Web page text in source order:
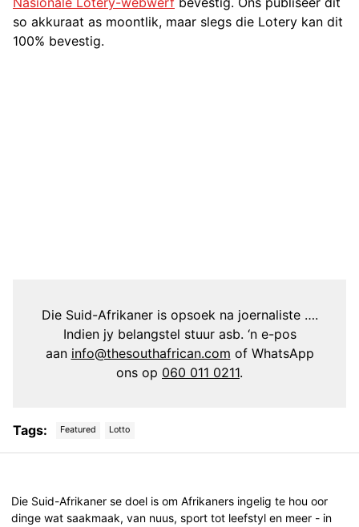
so akkuraat as moontlik, maar slegs die Lotery kan dit
100% bevestig.
Die Suid-Afrikaner is opsoek na joernaliste ….
Indien jy belangstel stuur asb. ‘n e-pos
aan info@thesouthafrican.com of WhatsApp
ons op 060 011 0211.
Tags: Featured Lotto
Die Suid-Afrikaner se doel is om Afrikaners ingelig te hou oor
dinge wat saakmaak, van nuus, sport tot leefstyl en meer - in